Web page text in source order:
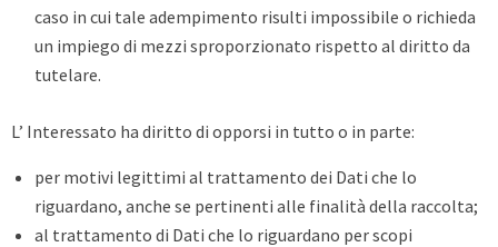
caso in cui tale adempimento risulti impossibile o richieda
un impiego di mezzi sproporzionato rispetto al diritto da
tutelare.
L’ Interessato ha diritto di opporsi in tutto o in parte:
per motivi legittimi al trattamento dei Dati che lo
riguardano, anche se pertinenti alle finalità della raccolta;
al trattamento di Dati che lo riguardano per scopi